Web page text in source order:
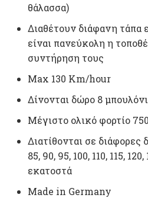
θάλασσα)
Διαθέτουν διάφανη τάπα
είναι πανεύκολη η
συντήρηση τους
Max 130 Km/hour
Δίνονται δώρο 8
Μέγιστο ολικό φορτίο
Διατίθονται σε διάφορες
85, 90, 95, 100, 110, 115,
εκατοστά
Made in Germany